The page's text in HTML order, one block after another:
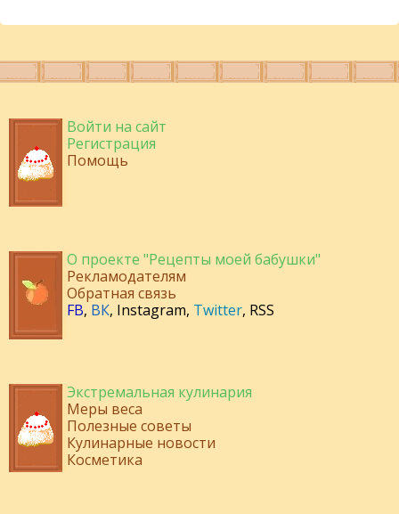
Войти на сайт
Регистрация
Помощь
О проекте "Рецепты моей бабушки"
Рекламодателям
Обратная связь
FB, ВК, Instagram, Twitter, RSS
Экстремальная кулинария
Меры веса
Полезные советы
Кулинарные новости
Косметика